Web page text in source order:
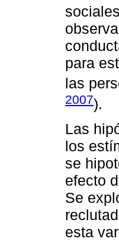
para
las
2007).
Las
los
se
efecto
Se
esta